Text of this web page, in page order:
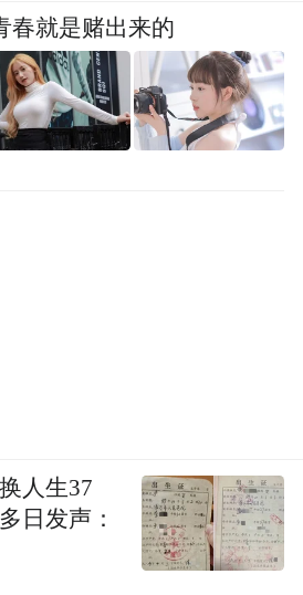
春就是赌出来的
人生37
日发声：